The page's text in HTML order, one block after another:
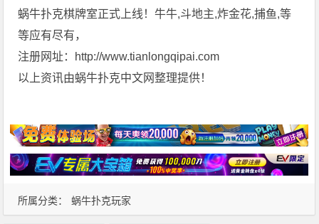
所属分类： 蜗牛扑克玩家
蜗牛扑克棋牌室正式上线！牛牛,斗地主,炸金花,捕鱼,等
等应有尽有，
注册网址：http://www.tianlongqipai.com
以上资讯由蜗牛扑克中文网整理提供！